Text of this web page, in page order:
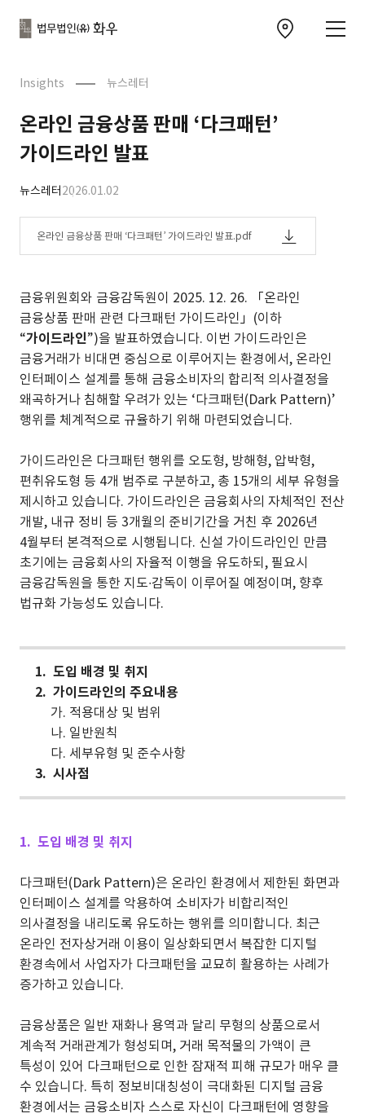
Insights 뉴스레터
온라인 금융상품 판매 ‘다크패턴’
가이드라인 발표
뉴스레터2026.01.02
온라인 금융상품 판매 ‘다크패턴’ 가이드라인 발표.pdf
금융위원회와 금융감독원이 2025. 12. 26. 「온라인
금융상품 판매 관련 다크패턴 가이드라인」(이하
“가이드라인”)을 발표하였습니다. 이번 가이드라인은
금융거래가 비대면 중심으로 이루어지는 환경에서, 온라인
인터페이스 설계를 통해 금융소비자의 합리적 의사결정을
왜곡하거나 침해할 우려가 있는 ‘다크패턴(Dark Pattern)’
행위를 체계적으로 규율하기 위해 마련되었습니다.
가이드라인은 다크패턴 행위를 오도형, 방해형, 압박형,
편취유도형 등 4개 범주로 구분하고, 총 15개의 세부 유형을
제시하고 있습니다. 가이드라인은 금융회사의 자체적인 전산
개발, 내규 정비 등 3개월의 준비기간을 거친 후 2026년
4월부터 본격적으로 시행됩니다. 신설 가이드라인인 만큼
초기에는 금융회사의 자율적 이행을 유도하되, 필요시
금융감독원을 통한 지도∙감독이 이루어질 예정이며, 향후
법규화 가능성도 있습니다.
1. 도입 배경 및 취지
2. 가이드라인의 주요내용
가. 적용대상 및 범위
나. 일반원칙
다. 세부유형 및 준수사항
3. 시사점
1. 도입 배경 및 취지
다크패턴(Dark Pattern)은 온라인 환경에서 제한된 화면과
인터페이스 설계를 악용하여 소비자가 비합리적인
의사결정을 내리도록 유도하는 행위를 의미합니다. 최근
온라인 전자상거래 이용이 일상화되면서 복잡한 디지털
환경속에서 사업자가 다크패턴을 교묘히 활용하는 사례가
증가하고 있습니다.
금융상품은 일반 재화나 용역과 달리 무형의 상품으로서
계속적 거래관계가 형성되며, 거래 목적물의 가액이 큰
특성이 있어 다크패턴으로 인한 잠재적 피해 규모가 매우 클
수 있습니다. 특히 정보비대칭성이 극대화된 디지털 금융
환경에서는 금융소비자 스스로 자신이 다크패턴에 영향을